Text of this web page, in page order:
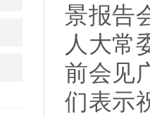
景报告
人大常
前会见
们表示